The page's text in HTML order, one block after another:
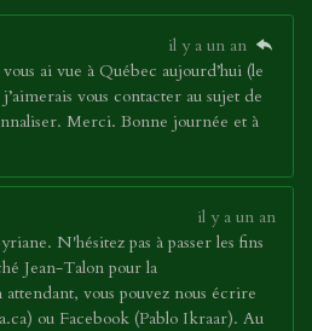
il y a un an
ai vue à Québec aujourd’hui (le
vous contacter au sujet de
Merci. Bonne journée et à
il y a un an
N'hésitez pas à passer les fins
Jean-Talon pour la
vous pouvez nous écrire
ou Facebook (Pablo Ikraar). Au